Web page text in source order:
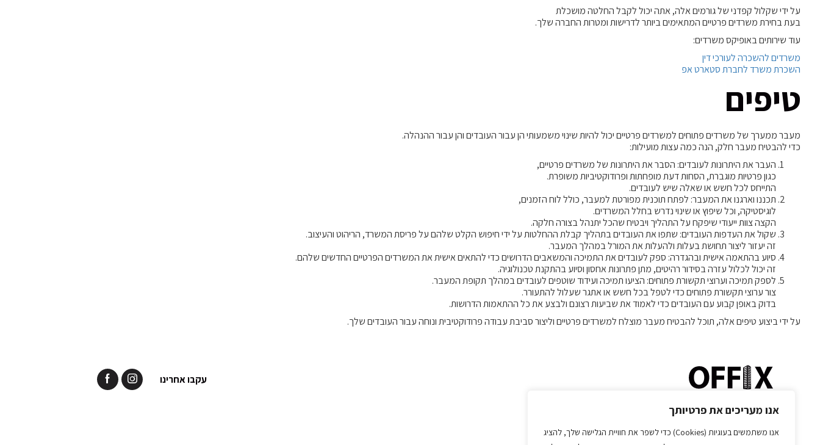
אנו מעריכים את פרטיותך
אנו משתמשים בעוגיות (Cookies) כדי לשפר את חוויית הגלישה שלך, להציג
על ידי שקלול קפדני של גורמים אלה, אתה יכול לקבל החלטה מושכלת
בעת בחירת משרדים פרטיים המתאימים ביותר לדרישות ומטרות החברה שלך.
עוד שירותים באופיקס משרדים:
משרדים להשכרה לעורכי דין
השכרת משרד לחברת סטארט אפ
טיפים
מעבר ממערך של משרדים פתוחים למשרדים פרטיים יכול להיות שינוי משמעותי הן עבור העובדים והן עבור ההנהלה.
כדי להבטיח מעבר חלק, הנה כמה עצות מועילות:
העבר את היתרונות לעובדים: הסבר את היתרונות של משרדים פרטיים,
כגון פרטיות מוגברת, הסחות דעת מופחתות ופרודוקטיביות משופרת.
התייחס לכל חשש או שאלה שיש לעובדים.
תכננו וארגנו את המעבר: לפתח תוכנית מפורטת למעבר, כולל לוח הזמנים,
לוגיסטיקה, וכל שיפוץ או שינוי נדרש בחלל המשרדים.
הקצה צוות ייעודי שיפקח על התהליך ויבטיח שהכל יתנהל בצורה חלקה.
שקול את העדפות העובדים: שתפו את העובדים בתהליך קבלת ההחלטות על ידי חיפוש הקלט שלהם על פריסת המשרד, הריהוט והעיצוב.
זה יעזור ליצור תחושת בעלות ולהעלות את המורל במהלך המעבר.
סיוע בהתאמה אישית ובהגדרה: ספק לעובדים את התמיכה והמשאבים הדרושים כדי להתאים אישית את המשרדים הפרטיים החדשים שלהם.
זה יכול לכלול עזרה בסידור רהיטים, מתן פתרונות אחסון וסיוע בהתקנת טכנולוגיה.
לספק תמיכה וערוצי תקשורת פתוחים: הציעו תמיכה ועידוד שוטפים לעובדים במהלך תקופת המעבר.
צור ערוצי תקשורת פתוחים כדי לטפל בכל חשש או אתגר שעלול להתעורר.
בדוק באופן קבוע עם העובדים כדי לאמוד את שביעות רצונם ולבצע את כל ההתאמות הדרושות.
על ידי ביצוע טיפים אלה, תוכל להבטיח מעבר מוצלח למשרדים פרטיים וליצור סביבת עבודה פרודוקטיבית ונוחה עבור העובדים שלך.
ראשון לציון הרובע
עקבו אחרינו